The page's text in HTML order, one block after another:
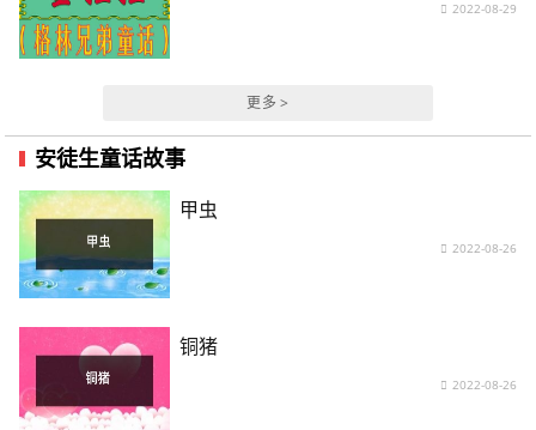
2022-08-29
更多 >
安徒生童话故事
甲虫
2022-08-26
铜猪
2022-08-26